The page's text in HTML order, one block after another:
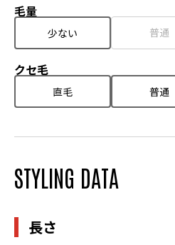
毛量
少ない 普通
クセ毛
直毛 普通
STYLING DATA
長さ